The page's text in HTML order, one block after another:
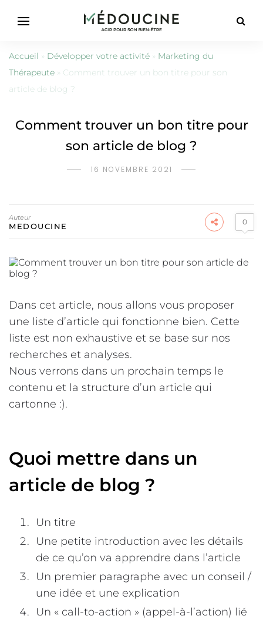
Accueil » Développer votre activité » Marketing du
Thérapeute » Comment trouver un bon titre pour son
article de blog ?
Comment trouver un bon titre pour
son article de blog ?
16 NOVEMBRE 2021
Auteur
MEDOUCINE 0
Dans cet article, nous allons vous proposer
une liste d’article qui fonctionne bien. Cette
liste est non exhaustive et se base sur nos
recherches et analyses.
Nous verrons dans un prochain temps le
contenu et la structure d’un article qui
cartonne :).
Quoi mettre dans un
article de blog ?
Un titre
Une petite introduction avec les détails
de ce qu’on va apprendre dans l’article
Un premier paragraphe avec un conseil /
une idée et une explication
Un « call-to-action » (appel-à-l’action) lié